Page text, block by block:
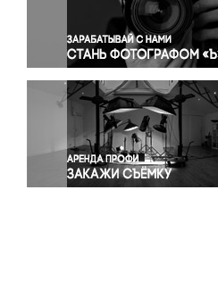
Правосудие
Происшествия и
Религия
Светская жизнь
Спорт
Экология
Экономика и бизнес